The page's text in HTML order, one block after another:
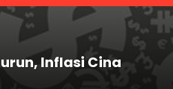
Inflasi Cina